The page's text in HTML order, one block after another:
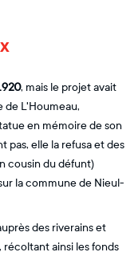
, mais le projet avait
de L'Houmeau,
en mémoire de son
pas, elle la refusa et des
cousin du défunt)
la commune de Nieul-
des riverains et
ainsi les fonds